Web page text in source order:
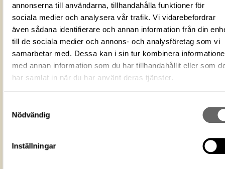
annonserna till användarna, tillhandahålla funktioner för
sociala medier och analysera vår trafik. Vi vidarebefordrar
även sådana identifierare och annan information från din
till de sociala medier och annons- och analysföretag som vi
samarbetar med. Dessa kan i sin tur kombinera
med annan information som du har tillhandahållit eller som
har samlat in när du har använt deras tjänster.
Nödvändig
Inställningar
Föremålsnummer 122924_HST
ID‑nummer
30E5E845-6678-44E4-98AC-
99DC50A46AA3
Fotodatum 2011-12-15
Du får bearbeta och dela verket
ändamål, även kommersiella, så
Museum
URI
https://samlingar.shm.se/media/
6678-44E4-98AC-99DC50A46AA3